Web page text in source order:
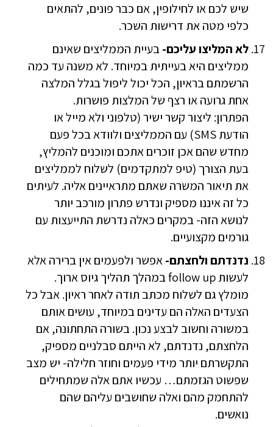
שיש לכם או לחילופין, אם כבר פונים, להתאים
כלפי מטה את דרישות השכר.
לא המליצו עליכם-בעיית הממליצים שאינם
ממליצים היא בעייתית במיוחד. לא משנה עד כמה
הרשמתם בראיון, הכל יכול ליפול בגלל המלצה
אחת גרועה או רצף של המלצות פושרות.
הפתרון: ליצור קשר ישיר (טלפוני ולא מייל או
הודעת SMS) עם הממליצים ולוודא בכל פעם
מחדש שהם אכן זוכרים אתכם ומוכנים להמליץ,
בעת הצורך (טיפ למתקדמים) לשלוח לממליצים
את תיאור המשרה שאתם מתראיינים אליה. לעיתים
כל זה איננו מספיק ונדרש פתרון מורכב יותר
לנושא הזה- במקרים כאלה נדרשת התייעצות עם
גורמים מקצועיים.
נדנדתם ולחצתם-אפשר ולפעמים אין ברירה אלא
לעשות follow up במהלך תהליך גיוס ארוך.
מומלץ גם לשלוח מכתב תודה לאחר ראיון. אבל כל
הצעדים האלה הם עדינים במיוחד, עושים אותם
במשורה וחשוב לבצע נכון. בשורה התחתונה, אם
הלחצתם, נדנדתם, לא הייתם סבלניים מספיק,
התקשרתם יותר מידי פעמים וחוזר חלילה- יש מצב
שפשוט הגזמתם… עכשיו אתם אלה שמתחילים
להתחמק מהם ואלה שחושבים עליהם שהם
נואשים.